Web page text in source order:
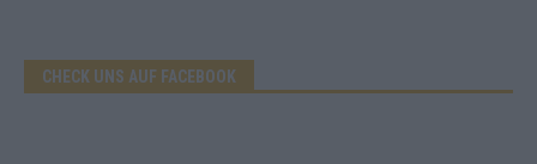
CHECK UNS AUF FACEBOOK